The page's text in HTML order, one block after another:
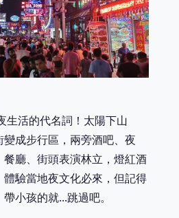
生活的代名詞！太陽下山
成步行區，兩旁酒吧、夜
餐廳、街頭表演林立，燈紅酒
驗當地夜文化必來，但記得
小孩的就...跳過吧。